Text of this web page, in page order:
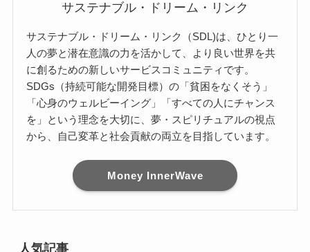
サステナブル・ドリーム・リンク
サステナブル・ドリーム・リンク（SDL)は、ひとり一
人の夢と潜在意識の力を活かして、より良い世界を共
に創るための新しいサービスコミュニティです。
SDGs（持続可能な開発目標）の「貧困をなくそう」
「心身のウェルビーイング」「すべての人にチャンス
を」という理念を大切に、夢・スピリチュアルの視点
から、自己変革と社会貢献の両立を目指しています。
Money InnerWave
人気記事